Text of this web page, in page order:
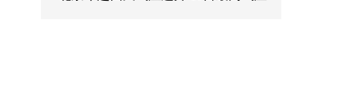
逼近20℃
加强地方政权建设 发展全过程人民民